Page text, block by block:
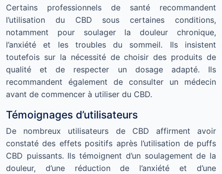
Certains professionnels de santé recommandent
l’utilisation du CBD sous certaines conditions,
notamment pour soulager la douleur chronique,
l’anxiété et les troubles du sommeil. Ils insistent
toutefois sur la nécessité de choisir des produits de
qualité et de respecter un dosage adapté. Ils
recommandent également de consulter un médecin
avant de commencer à utiliser du CBD.
Témoignages d’utilisateurs
De nombreux utilisateurs de CBD affirment avoir
constaté des effets positifs après l’utilisation de puffs
CBD puissants. Ils témoignent d’un soulagement de la
douleur, d’une réduction de l’anxiété et d’une